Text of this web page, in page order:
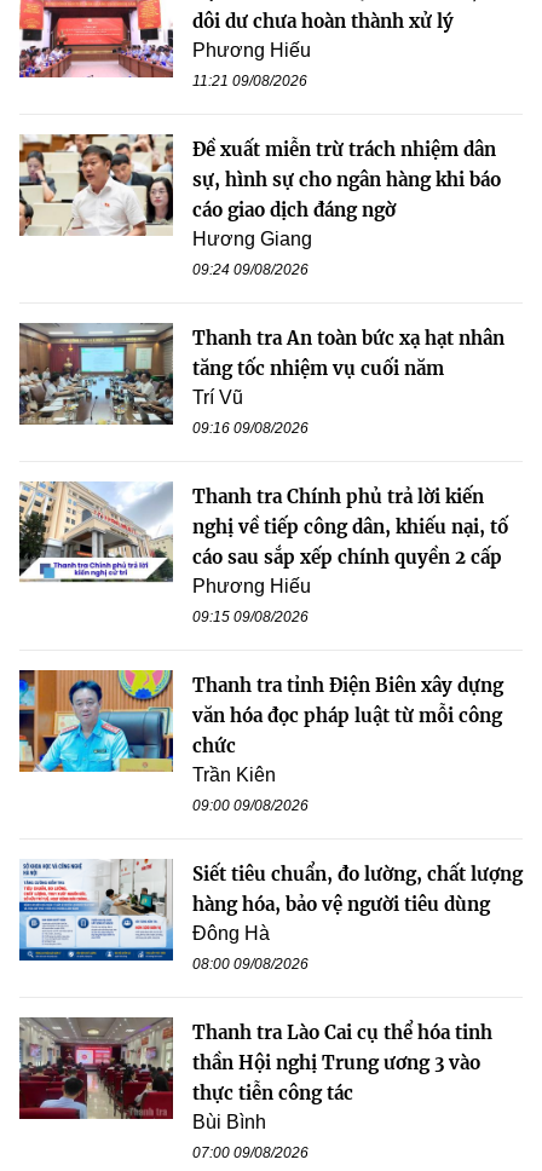
dôi dư chưa hoàn thành xử lý
Phương Hiếu
11:21 09/08/2026
Đề xuất miễn trừ trách nhiệm dân
sự, hình sự cho ngân hàng khi báo
cáo giao dịch đáng ngờ
Hương Giang
09:24 09/08/2026
Thanh tra An toàn bức xạ hạt nhân
tăng tốc nhiệm vụ cuối năm
Trí Vũ
09:16 09/08/2026
Thanh tra Chính phủ trả lời kiến
nghị về tiếp công dân, khiếu nại, tố
cáo sau sắp xếp chính quyền 2 cấp
Phương Hiếu
09:15 09/08/2026
Thanh tra tỉnh Điện Biên xây dựng
văn hóa đọc pháp luật từ mỗi công
chức
Trần Kiên
09:00 09/08/2026
Siết tiêu chuẩn, đo lường, chất lượng
hàng hóa, bảo vệ người tiêu dùng
Đông Hà
08:00 09/08/2026
Thanh tra Lào Cai cụ thể hóa tinh
thần Hội nghị Trung ương 3 vào
thực tiễn công tác
Bùi Bình
07:00 09/08/2026